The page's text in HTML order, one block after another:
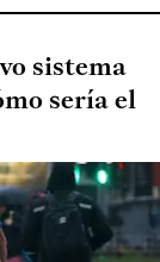
sistema
sería el